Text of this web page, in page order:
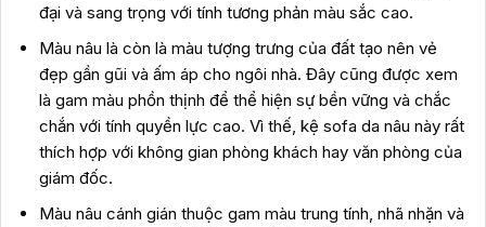
đại và sang trọng với tính tương phản màu sắc cao.
Màu nâu là còn là màu tượng trưng của đất tạo nên vẻ
đẹp gần gũi và ấm áp cho ngôi nhà. Đây cũng được xem
là gam màu phồn thịnh để thể hiện sự bền vững và chắc
chắn với tính quyền lực cao. Vì thế, kệ sofa da nâu này rất
thích hợp với không gian phòng khách hay văn phòng của
giám đốc.
Màu nâu cánh gián thuộc gam màu trung tính, nhã nhặn và